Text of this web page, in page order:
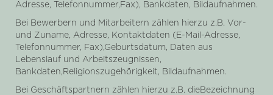
Adresse, Telefonnummer,Fax), Bankdaten, Bildaufnahmen.
Bei Bewerbern und Mitarbeitern zählen hierzu z.B. Vor-
und Zuname, Adresse, Kontaktdaten (E-Mail-Adresse,
Telefonnummer, Fax),Geburtsdatum, Daten aus
Lebenslauf und Arbeitszeugnissen,
Bankdaten,Religionszugehörigkeit, Bildaufnahmen.
Bei Geschäftspartnern zählen hierzu z.B. dieBezeichnung